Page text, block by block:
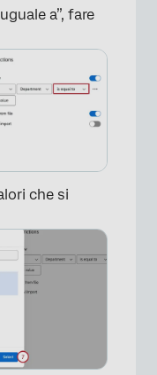
×
a”, fare
che si